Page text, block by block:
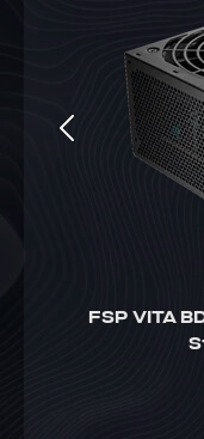
FSP VITA